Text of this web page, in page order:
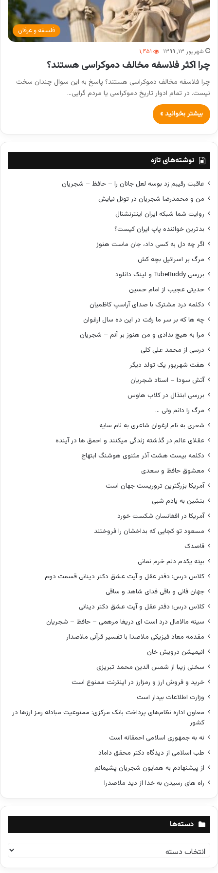
فلسفه و عرفان
شهریور ۱۳, ۱۳۹۹ ۱,۴۵۱
چرا اکثر فلاسفه مخالف دموکراسی هستند؟
چرا فلاسفه مخالف دموکراسی هستند؟ پاسخ به این سوال چندان سخت
نیست. در تمام ادوار تاریخ دموکراسی یا مردم گرایی…
بیشتر بخوانید »
نوشته‌های تازه
عاقبت رقیبم زد بوسه لعل جانان را – حافظ – شجریان
من و محمدرضا شجریان در تونل نیایش
روایت شما شبکه ایران اینترنشنال
بدترین خواننده پاپ ایران کیست؟
اگر چه دل به کسی داد، جان ماست هنوز
مرگ بر اسرائیل بچه کش
بررسی TubeBuddy و لینک دانلود
حدیثی عجیب از امام حسین
دکلمه درد مشترک با صدای آراسپ کاظمیان
چه ها که بر سر ما رفت در این ده سال ارغوان
مرا به هیچ بدادی و من هنوز بر آنم – شجریان
درسی از محمد علی کلی
هفت شهریور یک تولد دیگر
آتش سودا – استاد شجریان
بررسی ابتذال در کلاب هاوس
مرگ را دانم ولی …
شعری به نام ارغوان شاعری به نام سایه
عقلای عالم در گذشته زندگی میکنند و احمق ها در آینده
دکلمه بیست هشت آذر مثنوی هوشنگ ابتهاج
معشوق حافظ و سعدی
آمریکا بزرگترین تروریست جهان است
بنشین به یادم شبی
آمریکا در افغانسان شکست خورد
مسعود تو کجایی که بداخشان را فروختند
قاصدک
بیته یکدم دلم خرم نمانی
کلاس درس: دفتر عقل و آیت عشق دکتر دینانی قسمت دوم
جهان فانی و باقی فدای شاهد و ساقی
کلاس درس: دفتر عقل و آیت عشق دکتر دینانی
سینه مالامال درد است ای دریغا مرهمی – حافظ – شجریان
مقدمه معاد فیزیکی ملاصدا با تفسیر قرآنی ملاصدار
انیمیشن درویش خان
سخنی زیبا از شمس الدین محمد تبریزی
خرید و فروش ارز و رمزارز در اینترنت ممنوع است
وزارت اطلاعات بیدار است
معاون اداره نظام‌های پرداخت بانک مرکزی: ممنوعیت مبادله رمز ارزها در
کشور
نه به جمهوری اسلامی احمقانه است
طب اسلامی از دیدگاه دکتر محقق داماد
از پیشنهادم به همایون شجریان پشیمانم
راه های رسیدن به خدا از دید ملاصدرا
دسته‌ها
د
س
ت